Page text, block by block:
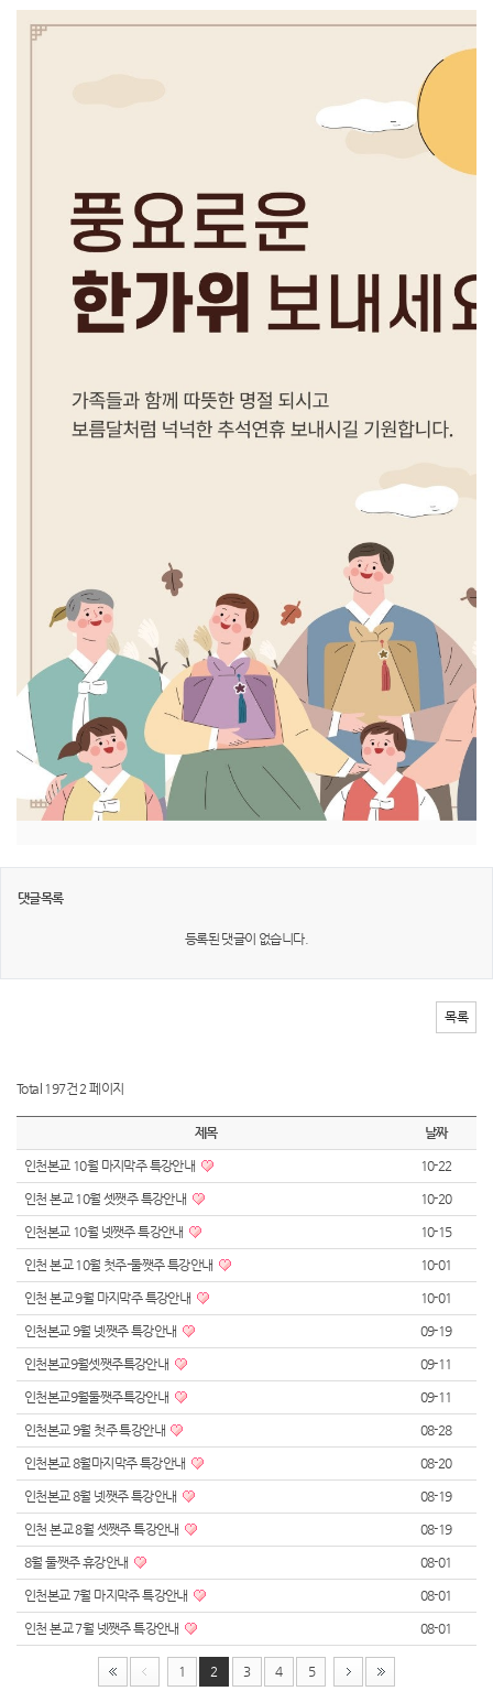
댓글목록
등록된 댓글이 없습니다.
목록
Total 197건 2 페이지
제목 날짜
인천본교 10월 마지막주 특강안내 10-22
인천 본교 10월 셋쨋주 특강안내 10-20
인천본교 10월 넷쨋주 특강안내 10-15
인천 본교 10월 첫주-둘쨋주 특강안내 10-01
인천 본교 9월 마지막주 특강안내 10-01
인천본교 9월 넷쨋주 특강안내 09-19
인천본교9월셋쨋주특강안내 09-11
인천본교9월둘쨋주특강안내 09-11
인천본교 9월 첫주 특강안내 08-28
인천본교 8월마지막주 특강안내 08-20
인천본교 8월 넷쨋주 특강안내 08-19
인천 본교 8월 셋쨋주 특강안내 08-19
8월 둘쨋주 휴강안내 08-01
인천본교 7월 마지막주 특강안내 08-01
인천 본교 7월 넷쨋주 특강안내 08-01
1 2 3 4 5